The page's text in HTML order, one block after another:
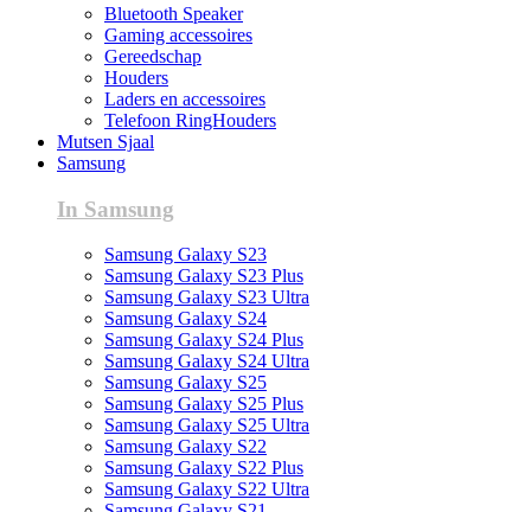
Bluetooth Speaker
Gaming accessoires
Gereedschap
Houders
Laders en accessoires
Telefoon RingHouders
Mutsen Sjaal
Samsung
In Samsung
Samsung Galaxy S23
Samsung Galaxy S23 Plus
Samsung Galaxy S23 Ultra
Samsung Galaxy S24
Samsung Galaxy S24 Plus
Samsung Galaxy S24 Ultra
Samsung Galaxy S25
Samsung Galaxy S25 Plus
Samsung Galaxy S25 Ultra
Samsung Galaxy S22
Samsung Galaxy S22 Plus
Samsung Galaxy S22 Ultra